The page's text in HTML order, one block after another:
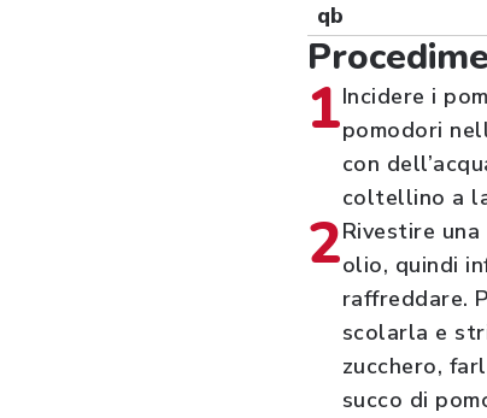
qb
1Incidere i
pomodori
con
coltellino a
2Rivestire
olio, quindi
raffreddare.
scolarla e
zucchero,
succo di